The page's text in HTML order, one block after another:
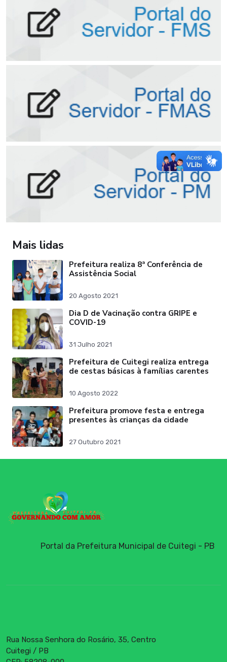
Mais lidas
Prefeitura realiza 8ª Conferência de
Assistência Social
20 Agosto 2021
Dia D de Vacinação contra GRIPE e
COVID-19
31 Julho 2021
Prefeitura de Cuitegi realiza entrega
de cestas básicas à famílias carentes
10 Agosto 2022
Prefeitura promove festa e entrega
presentes às crianças da cidade
27 Outubro 2021
Portal da Prefeitura Municipal de Cuitegi - PB
Rua Nossa Senhora do Rosário, 35, Centro
Cuitegi / PB